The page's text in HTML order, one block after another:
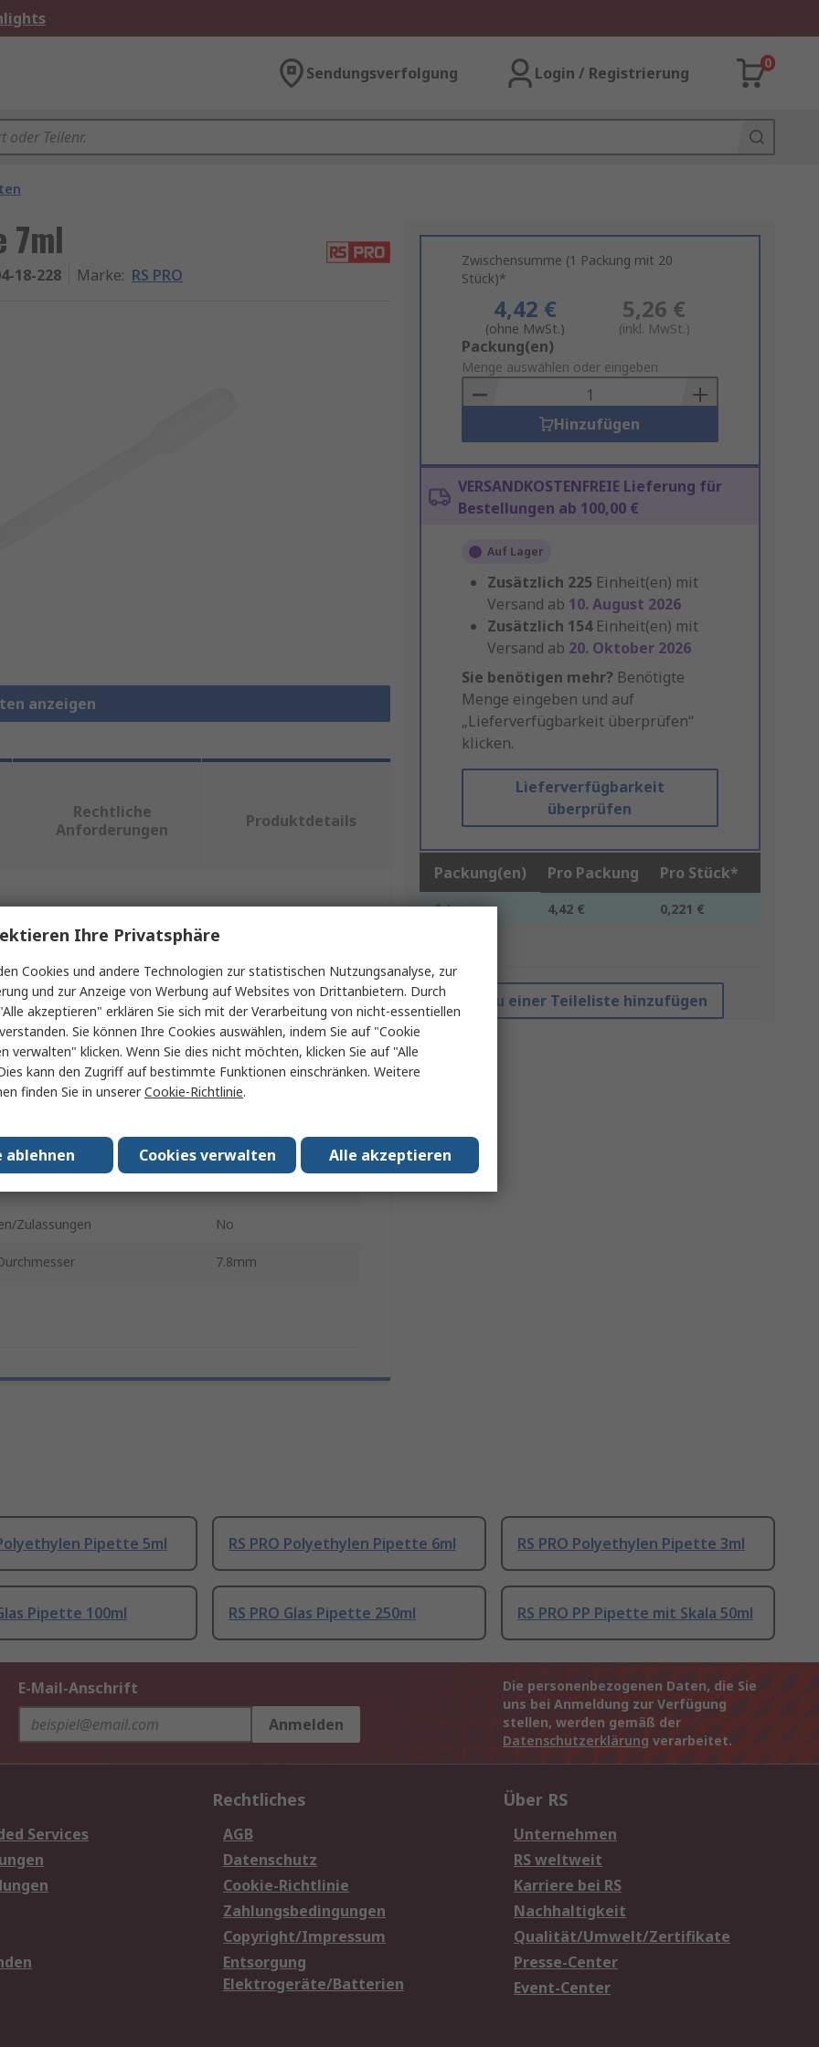
Sendungsverfolgung Login / Registrierung
0
7ml
18-228 Marke: RS PRO
anzeigen
Zwischensumme (1 Packung mit 20
Stück)*
4,42 €
(ohne MwSt.)
5,26 €
(inkl. MwSt.)
Add
to
Basket
Packung(en)
Menge auswählen oder eingeben
Hinzufügen
VERSANDKOSTENFREIE Lieferung für
Bestellungen ab 100,00 €
Auf Lager
Zusätzlich 225 Einheit(en) mit
Versand ab 10. August 2026
Zusätzlich 154 Einheit(en) mit
Versand ab 20. Oktober 2026
Sie benötigen mehr? Benötigte
Menge eingeben und auf
„Lieferverfügbarkeit überprüfen“
klicken.
Lieferverfügbarkeit
überprüfen
Packung(en) Pro Packung Pro Stück*
1 + 4,42 € 0,221 €
Zu einer Teileliste hinzufügen
Rechtliche
Anforderungen
Produktdetails
oder mehrere Eigenschaften auswählen.
RS PRO
Polyethylen
Typ Pipette
Ja
Zulassungen No
7.8mm
Pipette 5ml RS PRO Polyethylen Pipette 6ml RS PRO Polyethylen Pipette 3ml
Pipette 100ml RS PRO Glas Pipette 250ml RS PRO PP Pipette mit Skala 50ml
E-Mail-Anschrift
Anmelden
Die personenbezogenen Daten, die Sie
uns bei Anmeldung zur Verfügung
stellen, werden gemäß der
Datenschutzerklärung verarbeitet.
Services
Rechtliches
AGB
Datenschutz
Cookie-Richtlinie
Zahlungsbedingungen
Copyright/Impressum
Entsorgung
Elektrogeräte/Batterien
Über RS
Unternehmen
RS weltweit
Karriere bei RS
Nachhaltigkeit
Qualität/Umwelt/Zertifikate
Presse-Center
Event-Center
Ihre Privatsphäre
Cookies und andere Technologien zur statistischen Nutzungsanalyse, zur
und zur Anzeige von Werbung auf Websites von Drittanbietern. Durch
akzeptieren" erklären Sie sich mit der Verarbeitung von nicht-essentiellen
Sie können Ihre Cookies auswählen, indem Sie auf "Cookie
verwalten" klicken. Wenn Sie dies nicht möchten, klicken Sie auf "Alle
kann den Zugriff auf bestimmte Funktionen einschränken. Weitere
finden Sie in unsererCookie-Richtlinie.
Alle akzeptieren
Cookies verwalten
ablehnen